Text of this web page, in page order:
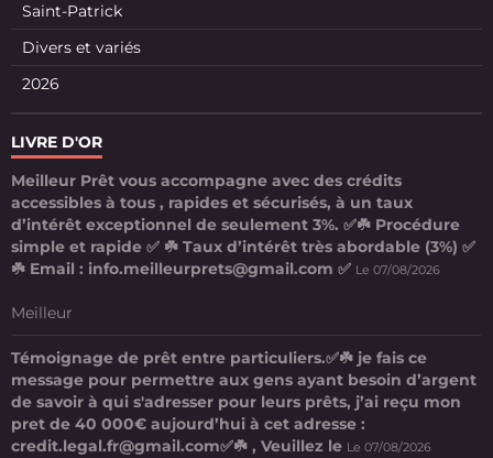
Saint-Patrick
Divers et variés
2026
LIVRE D'OR
Meilleur Prêt vous accompagne avec des crédits
accessibles à tous , rapides et sécurisés, à un taux
d’intérêt exceptionnel de seulement 3%. ✅☘️ Procédure
simple et rapide ✅ ☘️ Taux d’intérêt très abordable (3%) ✅
☘️ Email : info.meilleurprets@gmail.com ✅ Le 07/08/2026
Meilleur
Témoignage de prêt entre particuliers.✅☘️ je fais ce
message pour permettre aux gens ayant besoin d’argent
de savoir à qui s'adresser pour leurs prêts, j’ai reçu mon
pret de 40 000€ aujourd’hui à cet adresse :
credit.legal.fr@gmail.com✅☘️ , Veuillez le Le 07/08/2026